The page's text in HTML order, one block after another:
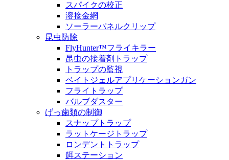
スパイクの校正
溶接金網
ソーラーパネルクリップ
昆虫防除
FlyHunter™フライキラー
昆虫の接着剤トラップ
トラップの監視
ベイトジェルアプリケーションガン
フライトラップ
バルブダスター
げっ歯類の制御
スナップトラップ
ラットケージトラップ
ロンデントトラップ
餌ステーション